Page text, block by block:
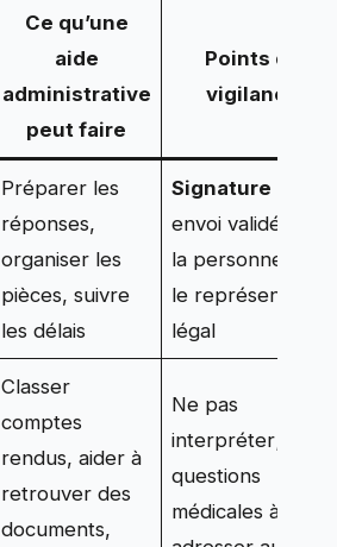
Ce qu’une
aide
administrative
peut faire
Points de
vigilance
Préparer les
réponses,
organiser les
pièces, suivre
les délais
Signature
envoi validés par
la personne ou
le représentant
légal
Classer
comptes
rendus, aider à
retrouver des
documents,
Ne pas
interpréter;
questions
médicales à